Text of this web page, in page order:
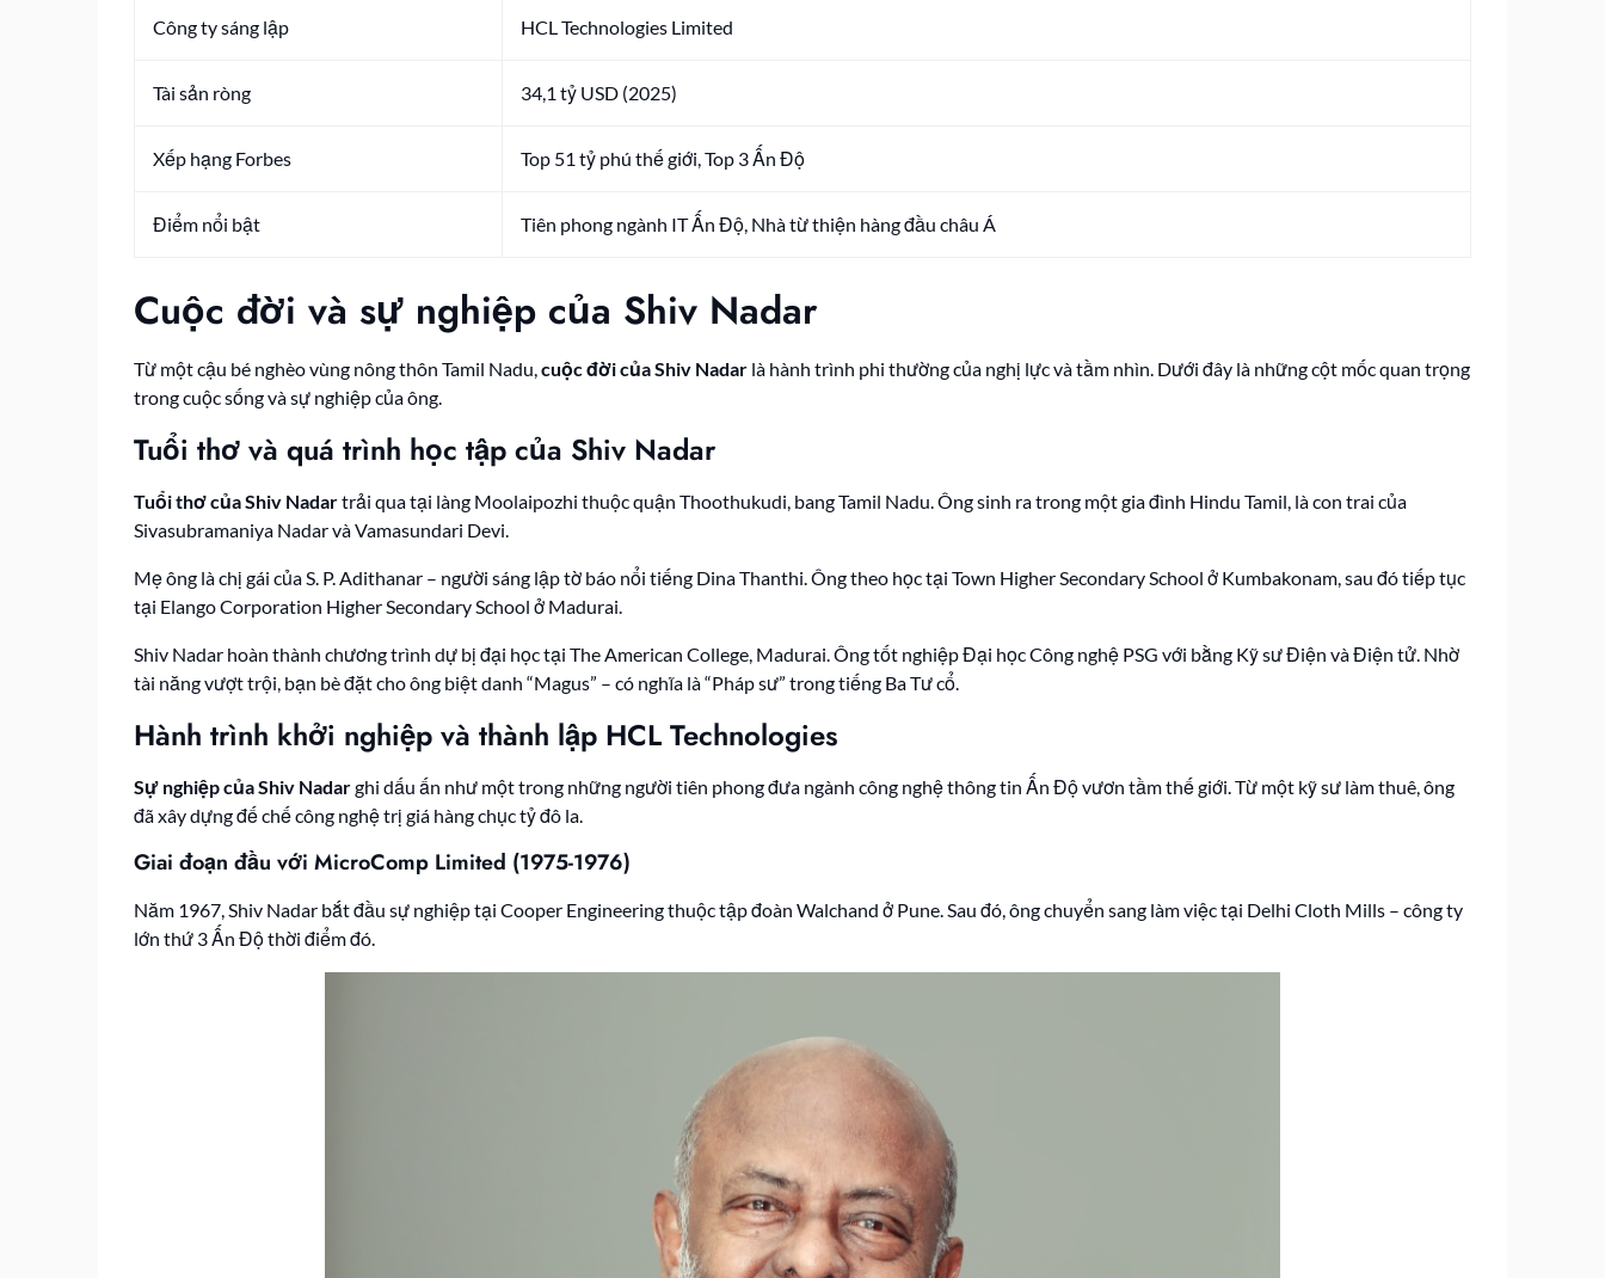
Công ty sáng lập HCL Technologies Limited
Tài sản ròng 34,1 tỷ USD (2025)
Xếp hạng Forbes Top 51 tỷ phú thế giới, Top 3 Ấn Độ
Điểm nổi bật Tiên phong ngành IT Ấn Độ, Nhà từ thiện hàng đầu châu Á
Cuộc đời và sự nghiệp của Shiv Nadar
Từ một cậu bé nghèo vùng nông thôn Tamil Nadu,cuộc đời của Shiv Nadar là hành trình phi thường của nghị lực và tầm nhìn. Dưới đây là những cột mốc quan trọng
trong cuộc sống và sự nghiệp của ông.
Tuổi thơ và quá trình học tập của Shiv Nadar
Tuổi thơ của Shiv Nadartrải qua tại làng Moolaipozhi thuộc quận Thoothukudi, bang Tamil Nadu. Ông sinh ra trong một gia đình Hindu Tamil, là con trai của
Sivasubramaniya Nadar và Vamasundari Devi.
Mẹ ông là chị gái của S. P. Adithanar – người sáng lập tờ báo nổi tiếng Dina Thanthi. Ông theo học tại Town Higher Secondary School ở Kumbakonam, sau đó tiếp tục
tại Elango Corporation Higher Secondary School ở Madurai.
Shiv Nadar hoàn thành chương trình dự bị đại học tại The American College, Madurai. Ông tốt nghiệp Đại học Công nghệ PSG với bằng Kỹ sư Điện và Điện tử. Nhờ
tài năng vượt trội, bạn bè đặt cho ông biệt danh “Magus” – có nghĩa là “Pháp sư” trong tiếng Ba Tư cổ.
Hành trình khởi nghiệp và thành lập HCL Technologies
Sự nghiệp của Shiv Nadarghi dấu ấn như một trong những người tiên phong đưa ngành công nghệ thông tin Ấn Độ vươn tầm thế giới. Từ một kỹ sư làm thuê, ông
đã xây dựng đế chế công nghệ trị giá hàng chục tỷ đô la.
Giai đoạn đầu với MicroComp Limited (1975-1976)
Năm 1967, Shiv Nadar bắt đầu sự nghiệp tại Cooper Engineering thuộc tập đoàn Walchand ở Pune. Sau đó, ông chuyển sang làm việc tại Delhi Cloth Mills – công ty
lớn thứ 3 Ấn Độ thời điểm đó.